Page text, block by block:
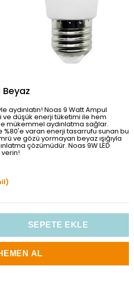
aydınlatın! Noas 9 Watt Ampul
ve düşük enerji tüketimi ile hem
mükemmel aydınlatma sağlar.
varan enerji tasarrufu sunan bu
ve gözü yormayan beyaz ışığıyla
çözümüdür. Noas 9W LED